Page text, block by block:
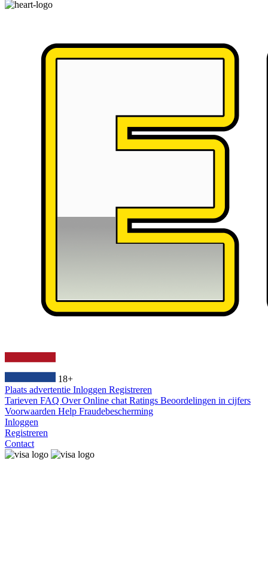
18+
Plaats advertentie Inloggen Registreren
Tarieven FAQ OverOnline chat Ratings Beoordelingen in cijfers
Voorwaarden Help Fraudebescherming
Inloggen
Registreren
Contact